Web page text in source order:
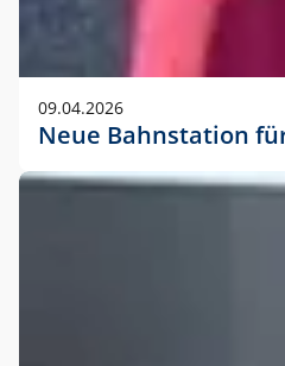
09.04.2026
Neue Bahnstation